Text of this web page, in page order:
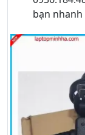
bạn nhanh